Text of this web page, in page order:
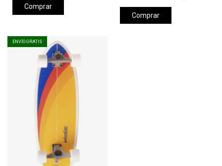
Comprar
Comprar
ENVÍO GRATIS